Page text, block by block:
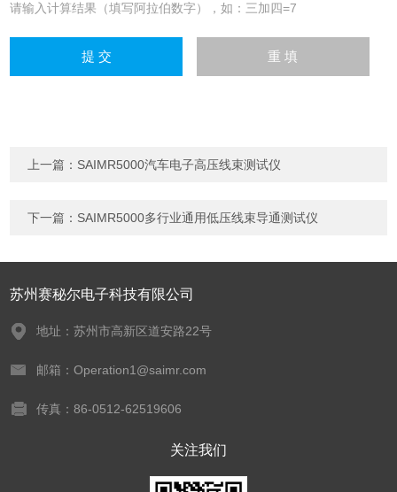
请输入计算结果（填写阿拉伯数字），如：三加四=7
上一篇： SAIMR5000汽车电子高压线束测试仪
下一篇： SAIMR5000多行业通用低压线束导通测试仪
苏州赛秘尔电子科技有限公司
地址：苏州市高新区道安路22号
邮箱：Operation1@saimr.com
传真：86-0512-62519606
关注我们